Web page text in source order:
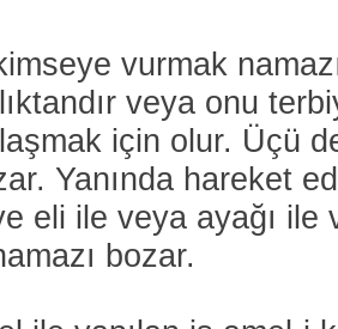
vurmak
veya onu
için olur. Üçü
Yanında hareket
eli ile veya ayağı ile
bozar.